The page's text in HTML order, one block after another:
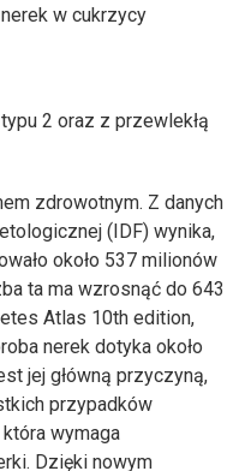
w cukrzycy
2 oraz z przewlekłą
zdrowotnym. Z danych
(IDF) wynika,
około 537 milionów
ta ma wzrosnąć do 643
Atlas 10th edition,
nerek dotyka około
jej główną przyczyną,
przypadków
wymaga
Dzięki nowym